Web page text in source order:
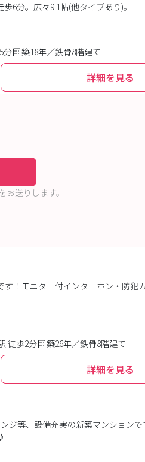
6分。広々9.1帖(他タイプあり)。
分 築18年／鉄骨8階建て
詳細を見る
送りします。
！モニター付インターホン・防犯
徒歩2分 築26年／鉄骨8階建て
詳細を見る
ジ等、設備充実の新築マンションで